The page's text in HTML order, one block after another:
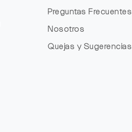
Preguntas Frecuentes
Nosotros
Quejas y Sugerencias